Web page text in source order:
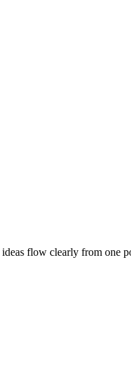
flow clearly from one